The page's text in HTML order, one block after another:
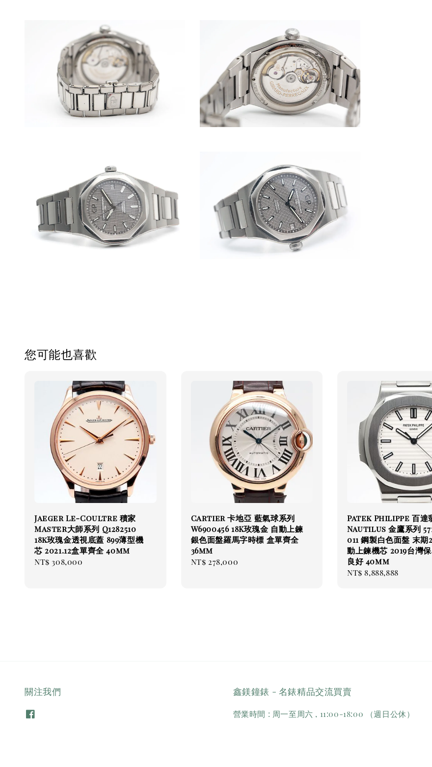
您可能也喜歡
Jaeger Le-Coultre 積家
Master大師系列 Q1282510
18k玫瑰金透視底蓋 899薄型機
芯 2021.12盒單齊全 40mm
Regular
NT$ 308,000
Cartier 卡地亞 藍氣球系列
W6900456 18K玫瑰金 自動上鍊
銀色面盤羅馬字時標 盒單齊全
36mm
Regular
NT$ 278,000
Patek Philippe 百達
Nautilus 金鷹系列
011 鋼製白色面盤 末期
動上鍊機芯 2019台灣
良好 40mm
Regular
NT$ 8,888,888
關注我們 鑫鎂鐘錶 - 名錶精品交流買賣
營業時間 : 周一至周六 , 11:00-18:00 （週日公休）